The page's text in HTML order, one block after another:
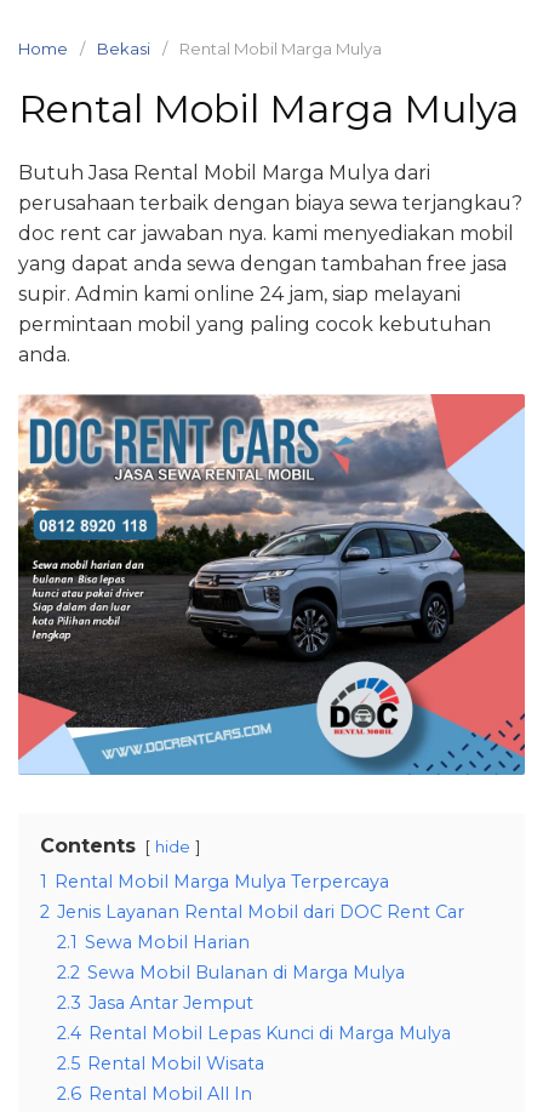
Home Bekasi Rental Mobil Marga Mulya
Rental Mobil Marga Mulya
Butuh Jasa Rental Mobil Marga Mulya dari
perusahaan terbaik dengan biaya sewa terjangkau?
doc rent car jawaban nya. kami menyediakan mobil
yang dapat anda sewa dengan tambahan free jasa
supir. Admin kami online 24 jam, siap melayani
permintaan mobil yang paling cocok kebutuhan
anda.
Contents hide
1 Rental Mobil Marga Mulya Terpercaya
2 Jenis Layanan Rental Mobil dari DOC Rent Car
2.1 Sewa Mobil Harian
2.2 Sewa Mobil Bulanan di Marga Mulya
2.3 Jasa Antar Jemput
2.4 Rental Mobil Lepas Kunci di Marga Mulya
2.5 Rental Mobil Wisata
2.6 Rental Mobil All In